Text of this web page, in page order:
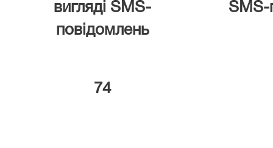
вигляді SMS-
повідомлень
SMS-
74